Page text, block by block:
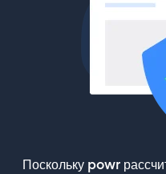
Поскольку powr